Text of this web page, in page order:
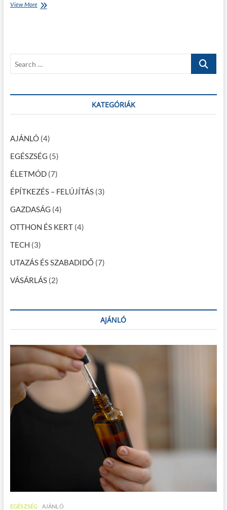
View MoreS
s
l
o
é
s
H
o
t
l
l
i
s
t
a
2
0
3
r
h
KATEGÓRIÁK
AJÁNLÓ(4)
EGÉSZSÉG (5)
ÉLETMÓD(7)
ÉPÍTKEZÉS – FELÚJÍTÁS(3)
GAZDASÁG (4)
OTTHON ÉS KERT(4)
TECH (3)
UTAZÁS ÉS SZABADIDŐ (7)
VÁSÁRLÁS(2)
AJÁNLÓ
EGÉSZSÉG AJÁNLÓ